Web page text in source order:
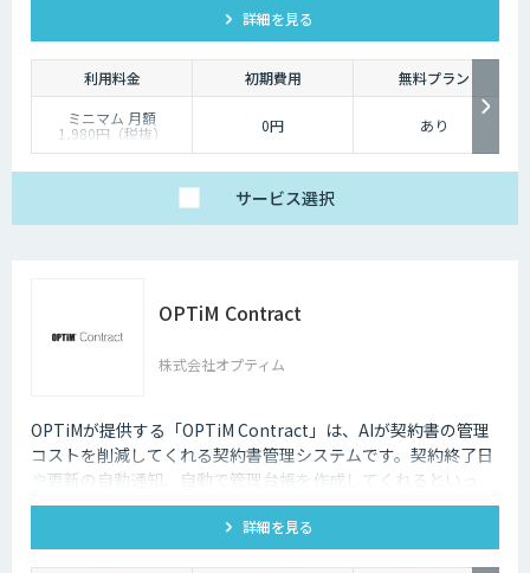
詳細を見る
利用料金 初期費用
無料プラン
ミニマム 月額
1,980円（税抜）
月額29,800円（税抜）
0円 あり
サービス選択
OPTiM Contract
株式会社オプティム
OPTiMが提供する「OPTiM Contract」は、AIが契約書の管理
コストを削減してくれる契約書管理システムです。契約終了日
や更新の自動通知、自動で管理台帳を作成してくれるといっ
た、AIによるサポートが充実しているのが特徴です。
詳細を見る